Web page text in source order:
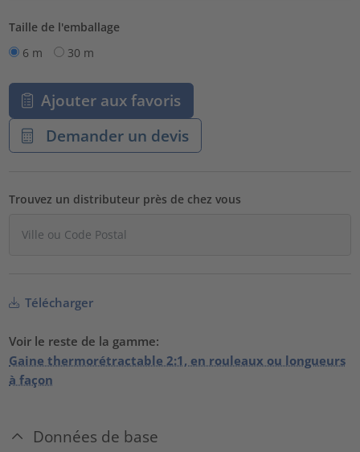
Taille de l'emballage
6 m
30 m
Ajouter aux favoris
Demander un devis
Trouvez un distributeur près de chez vous
Télécharger
Voir le reste de la gamme:
Gaine thermorétractable 2:1, en rouleaux ou longueurs
à façon
Données de base